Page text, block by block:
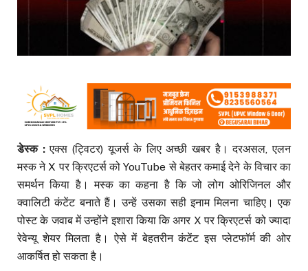
डेस्क :एक्स (ट्विटर) यूजर्स के लिए अच्छी खबर है। दरअसल, एलन
मस्क ने X पर क्रिएटर्स को YouTube से बेहतर कमाई देने के विचार का
समर्थन किया है। मस्क का कहना है कि जो लोग ओरिजिनल और
क्वालिटी कंटेंट बनाते हैं। उन्हें उसका सही इनाम मिलना चाहिए। एक
पोस्ट के जवाब में उन्होंने इशारा किया कि अगर X पर क्रिएटर्स को ज्यादा
रेवेन्यू शेयर मिलता है। ऐसे में बेहतरीन कंटेंट इस प्लेटफॉर्म की ओर
आकर्षित हो सकता है।